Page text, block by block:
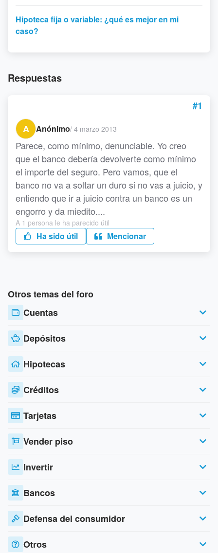
Hipoteca fija o variable: ¿qué es mejor en mi
caso?
Respuestas
#1
A
Anónimo/ 4 marzo 2013
Parece, como mínimo, denunciable. Yo creo
que el banco debería devolverte como mínimo
el importe del seguro. Pero vamos, que el
banco no va a soltar un duro si no vas a juicio, y
entiendo que ir a juicio contra un banco es un
engorro y da miedito....
A 1 persona le ha parecido útil
Ha sido útil Mencionar
Otros temas del foro
Cuentas
Depósitos
Hipotecas
Créditos
Tarjetas
Vender piso
Invertir
Bancos
Defensa del consumidor
Otros